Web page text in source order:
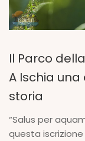
Il Parco
A Ischia una
storia
“Salus per
questa